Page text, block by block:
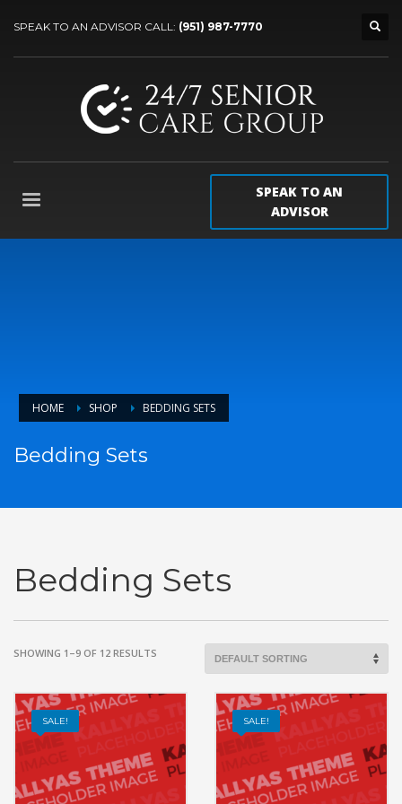
SPEAK TO AN ADVISOR CALL: (951) 987-7770
SPEAK TO AN
ADVISOR
HOME SHOP BEDDING SETS
Bedding Sets
Bedding Sets
SHOWING 1–9 OF 12 RESULTS
SALE! SALE!